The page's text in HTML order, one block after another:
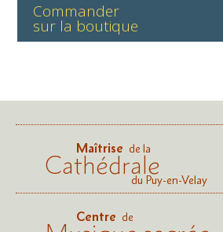
Commander
sur la boutique
Maîtrise de la
Cathédraledu Puy-en-Velay
Centre de